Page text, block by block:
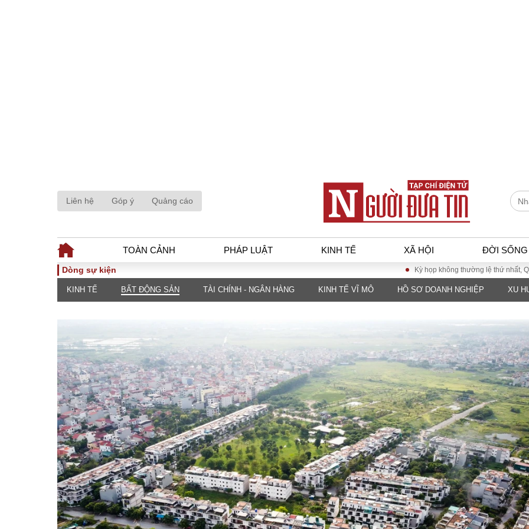
Liên hệ Góp ý Quảng cáo
TOÀN CẢNH PHÁP LUẬT KINH TẾ XÃ HỘI ĐỜI SỐNG
TOÀN CẢNH
Sự kiện
Đối thoại
Thế giới
PHÁP LUẬT
Góc nhìn luật gia
Hồ sơ điều tra
Tiếng nói công dân
An ninh - Hình sự
KINH TẾ
Tài chính - Ngân
Kinh tế vĩ mô
Hồ sơ doanh
nghiệp
Xu hướng thị
trường
Tiêu dùng và dư
luận
Công nghệ
XÃ HỘI
Văn hoá
Môi
Giao
ĐA CHIỀU
Quan điểm
INFOCUS
Dòng sự kiện Kỳ họp không thường lệ thứ nhất, Quốc hội
KINH TẾ BẤT ĐỘNG SẢN TÀI CHÍNH - NGÂN HÀNG KINH TẾ VĨ MÔ HỒ SƠ DOANH NGHIỆP XU